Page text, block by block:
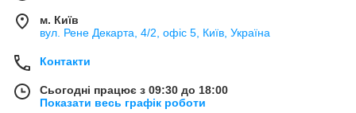
м. Київ
вул. Рене Декарта, 4/2, офіс 5, Київ, Україна
Контакти
Сьогодні працює з 09:30 до 18:00
Показати весь графік роботи